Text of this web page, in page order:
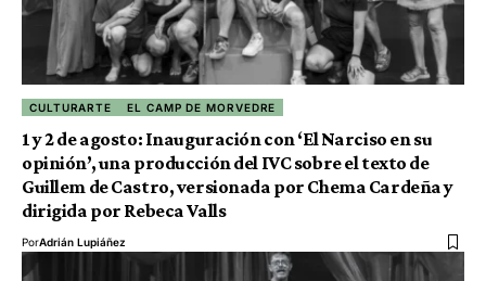
CULTURARTE EL CAMP DE MORVEDRE
1 y 2 de agosto: Inauguración con ‘El Narciso en su
opinión’, una producción del IVC sobre el texto de
Guillem de Castro, versionada por Chema Cardeña y
dirigida por Rebeca Valls
PorAdrián Lupiáñez